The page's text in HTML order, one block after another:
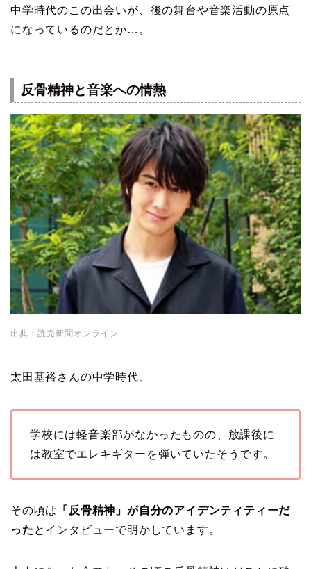
中学時代のこの出会いが、後の舞台や音楽活動の原点
になっているのだとか…。
反骨精神と音楽への情熱
出典：読売新聞オンライン
太田基裕さんの中学時代、
学校には軽音楽部がなかったものの、放課後に
は教室でエレキギターを弾いていたそうです。
その頃は
「反骨精神」が自分のアイデンティティーだ
った とインタビューで明かしています。